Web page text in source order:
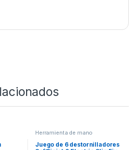
Herramienta de mano
Juego de 6 destornilladores